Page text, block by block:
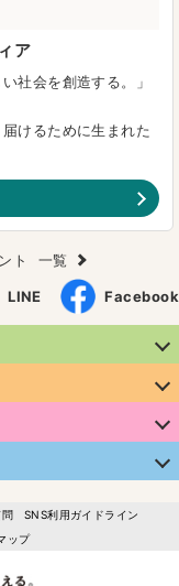
ア
社会を創造する。」
けるために生まれた
ト 一覧
LINE Facebook
問
SNS利用ガイドライン
ップ